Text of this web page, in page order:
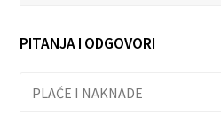
PITANJA I ODGOVORI
PLAĆE I NAKNADE